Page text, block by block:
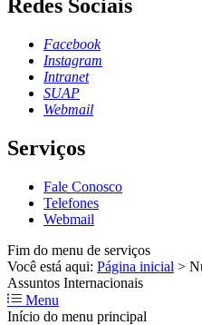
Redes Sociais
Facebook
Instagram
Intranet
SUAP
Webmail
Serviços
Fale Conosco
Telefones
Webmail
Fim do menu de serviços
Você está aqui: Página inicial >
Assuntos Internacionais
Menu
Início do menu principal